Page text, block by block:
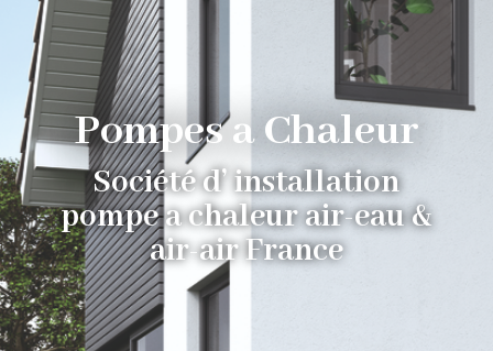
Pompes a Chaleur
Société d’ installation
pompe a chaleur air-eau &
air-air France